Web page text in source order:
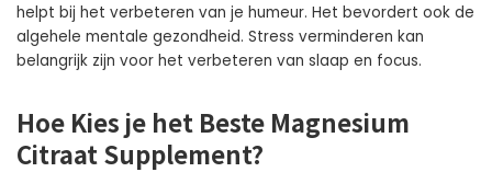
helpt bij het verbeteren van je humeur. Het bevordert ook de
algehele mentale gezondheid. Stress verminderen kan
belangrijk zijn voor het verbeteren van slaap en focus.
Hoe Kies je het Beste Magnesium
Citraat Supplement?